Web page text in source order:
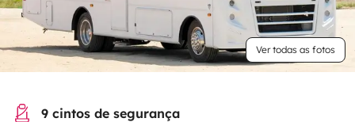
Ver todas as fotos
9 cintos de segurança